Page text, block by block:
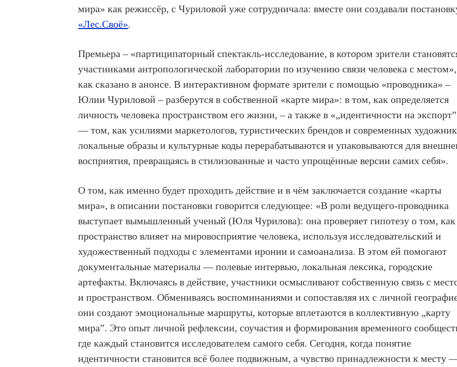
мира» как режиссёр, с Чуриловой уже сотрудничала: вместе они создавали
«Лес.Своё».
Премьера – «партиципаторный спектакль-исследование, в котором зрители
участниками антропологической лаборатории по изучению связи человека с местом»,
как сказано в анонсе. В интерактивном формате зрители с помощью «проводника» –
Юлии Чуриловой – разберутся в собственной «карте мира»: в том, как определяется
личность человека пространством его жизни, – а также в «„идентичности на экспорт”
— том, как усилиями маркетологов, туристических брендов и современных
локальные образы и культурные коды перерабатываются и упаковываются для
восприятия, превращаясь в стилизованные и часто упрощённые версии самих себя».
О том, как именно будет проходить действие и в чём заключается создание «карты
мира», в описании постановки говорится следующее: «В роли ведущего-проводника
выступает вымышленный ученый (Юля Чурилова): она проверяет гипотезу о том, как
пространство влияет на мировосприятие человека, используя исследовательский и
художественный подходы с элементами иронии и самоанализа. В этом ей помогают
документальные материалы — полевые интервью, локальная лексика, городские
артефакты. Включаясь в действие, участники осмысливают собственную связь с
и пространством. Обмениваясь воспоминаниями и сопоставляя их с личной
они создают эмоциональные маршруты, которые вплетаются в коллективную „карту
мира”. Это опыт личной рефлексии, соучастия и формирования временного
где каждый становится исследователем самого себя. Сегодня, когда понятие
идентичности становится всё более подвижным, а чувство принадлежности к месту